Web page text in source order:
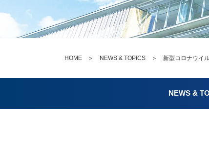
HOME ＞ NEWS & TOPICS ＞ 新型コロナウイル
NEWS &